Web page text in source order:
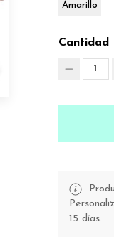
Amarillo
Cantidad
1
15 días.